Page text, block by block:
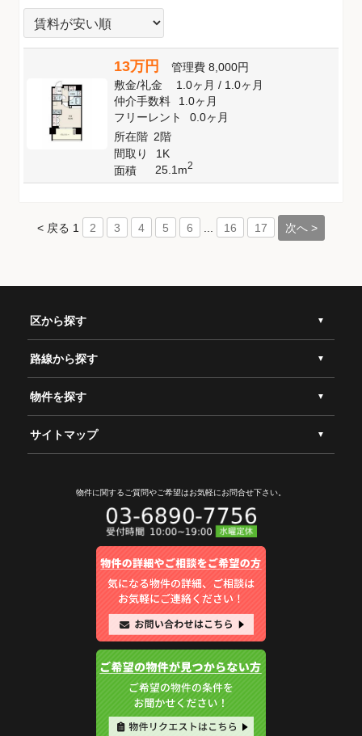
13万円 管理費 8,000円
敷金/礼金 1.0ヶ月/ 1.0ヶ月
仲介手数料
1.0ヶ月
フリーレント
0.0ヶ月
所在階 2階
間取り
1K
面積
25.1m2
< 戻る 1 2 3 4 5 6 16 17 次へ >
区から探す
路線から探す
物件を探す
サイトマップ
物件に関するご質問やご希望はお気軽にお問合せ下さい。